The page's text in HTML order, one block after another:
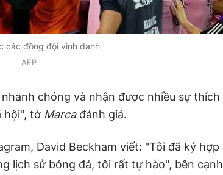
các đồng đội vinh danh
AFP
chóng và nhận được nhiều sự thích
hội", tờ Marcađánh giá.
David Beckham viết: "Tôi đã ký hợp
lịch sử bóng đá, tôi rất tự hào", bên cạnh